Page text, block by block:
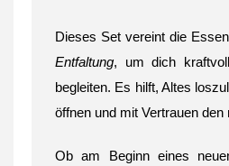
Dieses Set vereint die
Entfaltung, um dich
begleiten. Es hilft, Altes
öffnen und mit Vertrauen
Ob am Beginn eines